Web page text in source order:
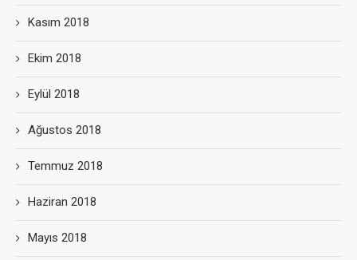
Kasım 2018
Ekim 2018
Eylül 2018
Ağustos 2018
Temmuz 2018
Haziran 2018
Mayıs 2018